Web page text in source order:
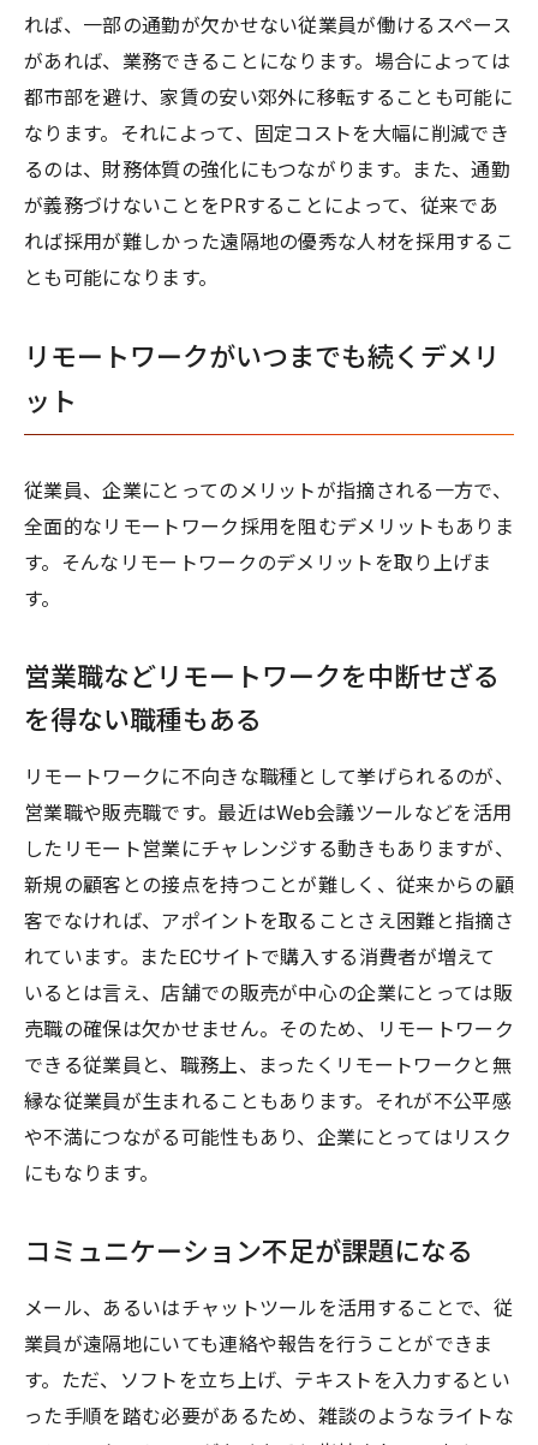
れば、一部の通勤が欠かせない従業員が働けるスペース
があれば、業務できることになります。場合によっては
都市部を避け、家賃の安い郊外に移転することも可能に
なります。それによって、固定コストを大幅に削減でき
るのは、財務体質の強化にもつながります。また、通勤
が義務づけないことをPRすることによって、従来であ
れば採用が難しかった遠隔地の優秀な人材を採用するこ
とも可能になります。
リモートワークがいつまでも続くデメリ
ット
従業員、企業にとってのメリットが指摘される一方で、
全面的なリモートワーク採用を阻むデメリットもありま
す。そんなリモートワークのデメリットを取り上げま
す。
営業職などリモートワークを中断せざる
を得ない職種もある
リモートワークに不向きな職種として挙げられるのが、
営業職や販売職です。最近はWeb会議ツールなどを活用
したリモート営業にチャレンジする動きもありますが、
新規の顧客との接点を持つことが難しく、従来からの顧
客でなければ、アポイントを取ることさえ困難と指摘さ
れています。またECサイトで購入する消費者が増えて
いるとは言え、店舗での販売が中心の企業にとっては販
売職の確保は欠かせません。そのため、リモートワーク
できる従業員と、職務上、まったくリモートワークと無
縁な従業員が生まれることもあります。それが不公平感
や不満につながる可能性もあり、企業にとってはリスク
にもなります。
コミュニケーション不足が課題になる
メール、あるいはチャットツールを活用することで、従
業員が遠隔地にいても連絡や報告を行うことができま
す。ただ、ソフトを立ち上げ、テキストを入力するとい
った手順を踏む必要があるため、雑談のようなライトな